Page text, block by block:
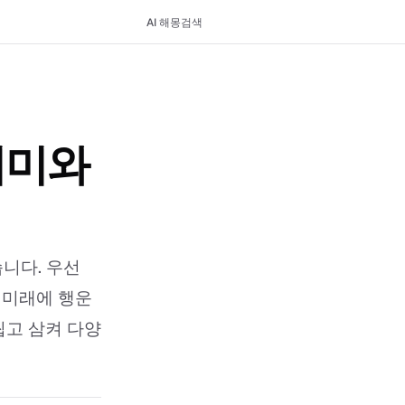
AI 해몽검색
와
다. 우선
래에 행운
고 삼켜 다양